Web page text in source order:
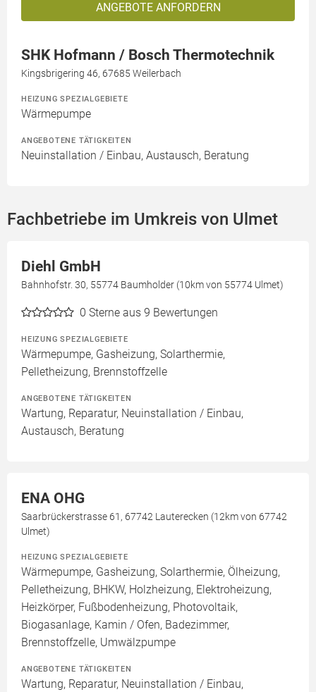
ANGEBOTE ANFORDERN
SHK Hofmann / Bosch Thermotechnik
Kingsbrigering 46, 67685 Weilerbach
HEIZUNG SPEZIALGEBIETE
Wärmepumpe
ANGEBOTENE TÄTIGKEITEN
Neuinstallation / Einbau, Austausch, Beratung
Fachbetriebe im Umkreis von Ulmet
Diehl GmbH
Bahnhofstr. 30, 55774 Baumholder (10km von 55774 Ulmet)
0 Sterne aus 9 Bewertungen
HEIZUNG SPEZIALGEBIETE
Wärmepumpe, Gasheizung, Solarthermie,
Pelletheizung, Brennstoffzelle
ANGEBOTENE TÄTIGKEITEN
Wartung, Reparatur, Neuinstallation / Einbau,
Austausch, Beratung
ENA OHG
Saarbrückerstrasse 61, 67742 Lauterecken (12km von 67742
Ulmet)
HEIZUNG SPEZIALGEBIETE
Wärmepumpe, Gasheizung, Solarthermie, Ölheizung,
Pelletheizung, BHKW, Holzheizung, Elektroheizung,
Heizkörper, Fußbodenheizung, Photovoltaik,
Biogasanlage, Kamin / Ofen, Badezimmer,
Brennstoffzelle, Umwälzpumpe
ANGEBOTENE TÄTIGKEITEN
Wartung, Reparatur, Neuinstallation / Einbau,